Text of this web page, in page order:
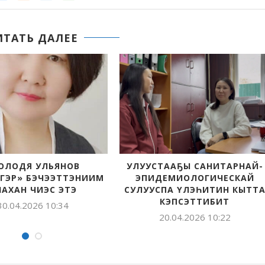
ДАЛЕЕ
УЛУУСТААҔЫ САНИТАРНАЙ-
ЭПИДЕМИОЛОГИЧЕСКАЙ
СУЛУУСПА ҮЛЭҺИТИН КЫТТА
КЭПСЭТТИБИТ
НЭДИЭЛЭЛЭЭХ
16.04.2026